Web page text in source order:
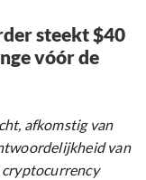
steekt $40
vóór de
afkomstig van
van
cryptocurrency